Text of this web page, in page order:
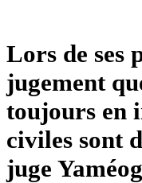
Lors de ses
jugement
toujours en
civiles sont
juge